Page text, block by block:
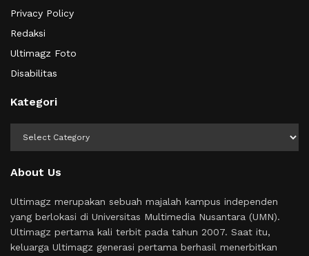
Privacy Policy
Redaksi
Ultimagz Foto
Disabilitas
Kategori
About Us
Ultimagz merupakan sebuah majalah kampus independen
yang berlokasi di Universitas Multimedia Nusantara (UMN).
Ultimagz pertama kali terbit pada tahun 2007. Saat itu,
keluarga Ultimagz generasi pertama berhasil menerbitkan